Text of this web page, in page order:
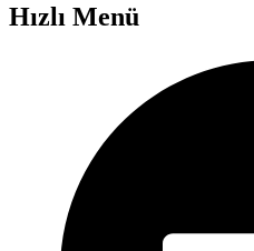
Hızlı Menü